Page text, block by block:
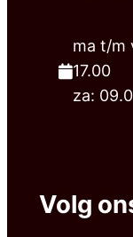
ma t/m
17.00
za:
Volg